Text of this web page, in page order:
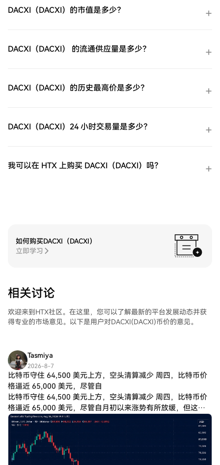
的GIGADEC（GIGADEV）购买完您的
GIGADEC（GIGADEV）后，将其存储在您的
货币。第四步：交易GIGADEC（GIGADEV）
在HTX的现货市场轻松交易
控。HTX为初学者和经验丰富的交易者提供
了友好的用户体验。
DACXI（DACXI）的市值是多少？
DACXI（DACXI） 的流通供应量是多少？
DACXI（DACXI）的历史最高价是多少？
DACXI（DACXI）24 小时交易量是多少？
我可以在 HTX 上购买 DACXI（DACXI）吗？
如何购买DACXI（DACXI）
立即学习
相关讨论
欢迎来到HTX社区。在这里，您可以了解最新的平台发展动态并获
得专业的市场意见。以下是用户对DACXI(DACXI)币价的意见。
Tasmiya
2026-8-7
比特币守住 64,500 美元上方，空头清算减少 周四，比特币价
格逼近 65,000 美元，尽管自
比特币守住 64,500 美元上方，空头清算减少 周四，比特币价
格逼近 65,000 美元，尽管自月初以来涨势有所放缓，但这种
加密货币的持续上涨势头并未减弱。尽管抛售压力不时给市场
带来压力，但比特币的